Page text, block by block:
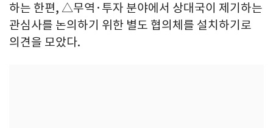
하는 한편, △무역·투자 분야에서 상대국이 제기하는
관심사를 논의하기 위한 별도 협의체를 설치하기로
의견을 모았다.